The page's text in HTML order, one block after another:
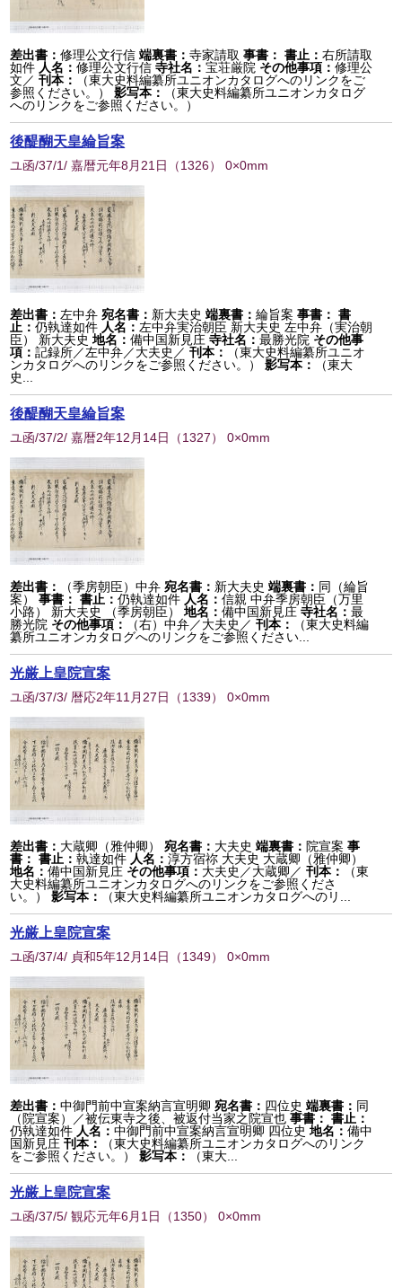
差出書：修理公文行信 端裏書：寺家請取 事書： 書止：右所請取
如件 人名：修理公文行信 寺社名：宝荘厳院 その他事項：修理公
文／ 刊本：
（東大史料編纂所ユニオンカタログへのリンクをご
参照ください。）
影写本：
（東大史料編纂所ユニオンカタログ
へのリンクをご参照ください。）
後醍醐天皇綸旨案
ユ函/37/1/ 嘉暦元年8月21日 （1326） 0×0mm
差出書： 左中弁 宛名書： 新大夫史 端裏書：綸旨案 事書： 書
止：仍執達如件 人名： 左中弁実治朝臣 新大夫史 左中弁（実治朝
臣） 新大夫史 地名：備中国新見庄 寺社名：最勝光院 その他事
項：記録所／左中弁／大夫史／ 刊本：
（東大史料編纂所ユニオ
ンカタログへのリンクをご参照ください。）
影写本：
（東大
史...
後醍醐天皇綸旨案
ユ函/37/2/ 嘉暦2年12月14日 （1327） 0×0mm
差出書： （季房朝臣）中弁 宛名書： 新大夫史 端裏書： 同（綸旨
案）
事書： 書止：仍執達如件 人名：信親 中弁季房朝臣（万里
小路） 新大夫史 （季房朝臣）
地名：備中国新見庄 寺社名：最
勝光院 その他事項： （右）中弁／大夫史／ 刊本：
（東大史料編
纂所ユニオンカタログへのリンクをご参照ください...
光厳上皇院宣案
ユ函/37/3/ 暦応2年11月27日 （1339） 0×0mm
差出書： 大蔵卿（雅仲卿） 宛名書： 大夫史 端裏書： 院宣案 事
書： 書止：執達如件 人名：淳方宿祢 大夫史 大蔵卿（雅仲卿）
地名：備中国新見庄 その他事項： 大夫史／大蔵卿／ 刊本：
（東
大史料編纂所ユニオンカタログへのリンクをご参照くださ
い。）
影写本： （東大史料編纂所ユニオンカタログへのリ...
光厳上皇院宣案
ユ函/37/4/ 貞和5年12月14日 （1349） 0×0mm
差出書：中御門前中宣案納言宣明卿 宛名書： 四位史 端裏書： 同
（院宣案）／被伝東寺之後、被返付当家之院宣也 事書： 書止：
仍執達如件 人名：中御門前中宣案納言宣明卿 四位史 地名：備中
国新見庄 刊本：
（東大史料編纂所ユニオンカタログへのリンク
をご参照ください。）
影写本： （東大...
光厳上皇院宣案
ユ函/37/5/ 観応元年6月1日 （1350） 0×0mm